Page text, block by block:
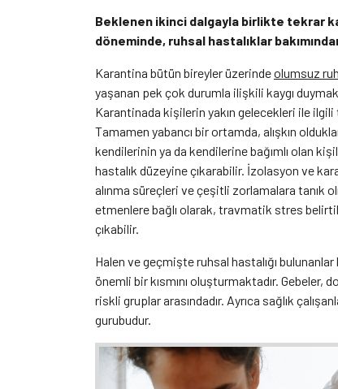
Beklenen ikinci dalgayla birlikte tekrar
döneminde, ruhsal hastalıklar
Karantina bütün bireyler üzerindeolumsuz
yaşanan pek çok durumla ilişkili kaygı
Karantinada kişilerin yakın gelecekleri ile
Tamamen yabancı bir ortamda, alışkın
kendilerinin ya da kendilerine bağımlı olan
hastalık düzeyine çıkarabilir. İzolasyon ve
alınma süreçleri ve çeşitli zorlamalara tanık
etmenlere bağlı olarak, travmatik stres
çıkabilir.
Halen ve geçmişte ruhsal hastalığı
önemli bir kısmını oluşturmaktadır. Gebeler,
riskli gruplar arasındadır. Ayrıca sağlık
gurubudur.